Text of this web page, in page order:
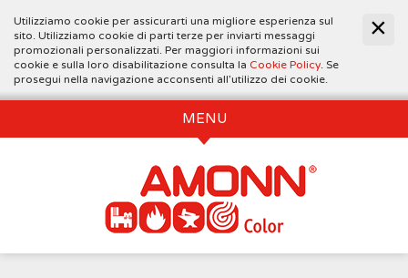
Utilizziamo cookie per assicurarti una migliore esperienza sul
sito. Utilizziamo cookie di parti terze per inviarti messaggi
promozionali personalizzati. Per maggiori informazioni sui
cookie e sulla loro disabilitazione consulta la Cookie Policy. Se
prosegui nella navigazione acconsenti all’utilizzo dei cookie.
MENU